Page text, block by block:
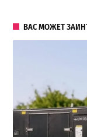
ВАС МОЖЕТ